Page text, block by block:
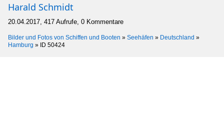
Harald Schmidt
20.04.2017, 417 Aufrufe, 0 Kommentare
Bilder und Fotos von Schiffen und Booten » Seehäfen » Deutschland »
Hamburg » ID 50424